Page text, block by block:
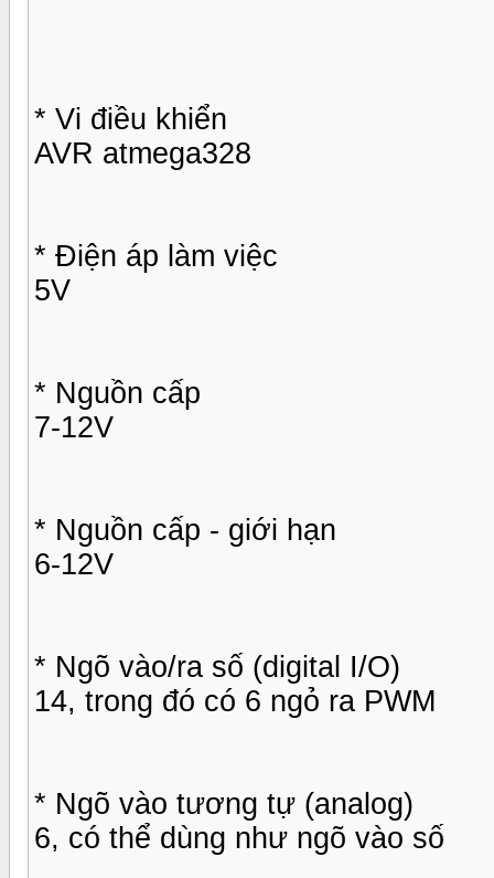
* Vi điều khiển
AVR atmega328
* Điện áp làm việc
5V
* Nguồn cấp
7-12V
* Nguồn cấp - giới hạn
6-12V
* Ngõ vào/ra số (digital I/O)
14, trong đó có 6 ngỏ ra PWM
* Ngõ vào tương tự (analog)
6, có thể dùng như ngõ vào số